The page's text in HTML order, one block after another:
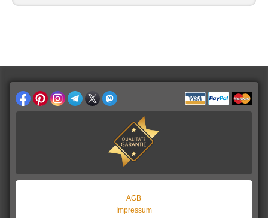
AGB
Impressum